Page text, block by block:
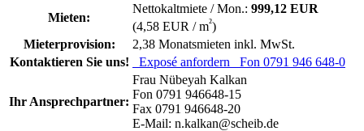
Mieten:
Nettokaltmiete / Mon.: 999,12 EUR
(4,58 EUR / m²)
Mieterprovision:
2,38 Monatsmieten inkl. MwSt.
Kontaktieren Sie uns!
Exposé anfordern Fon 0791 946 648-0
Ihr Ansprechpartner:
Frau Nübeyah Kalkan
Fon 0791 946648-15
Fax 0791 946648-20
E-Mail: n.kalkan@scheib.de